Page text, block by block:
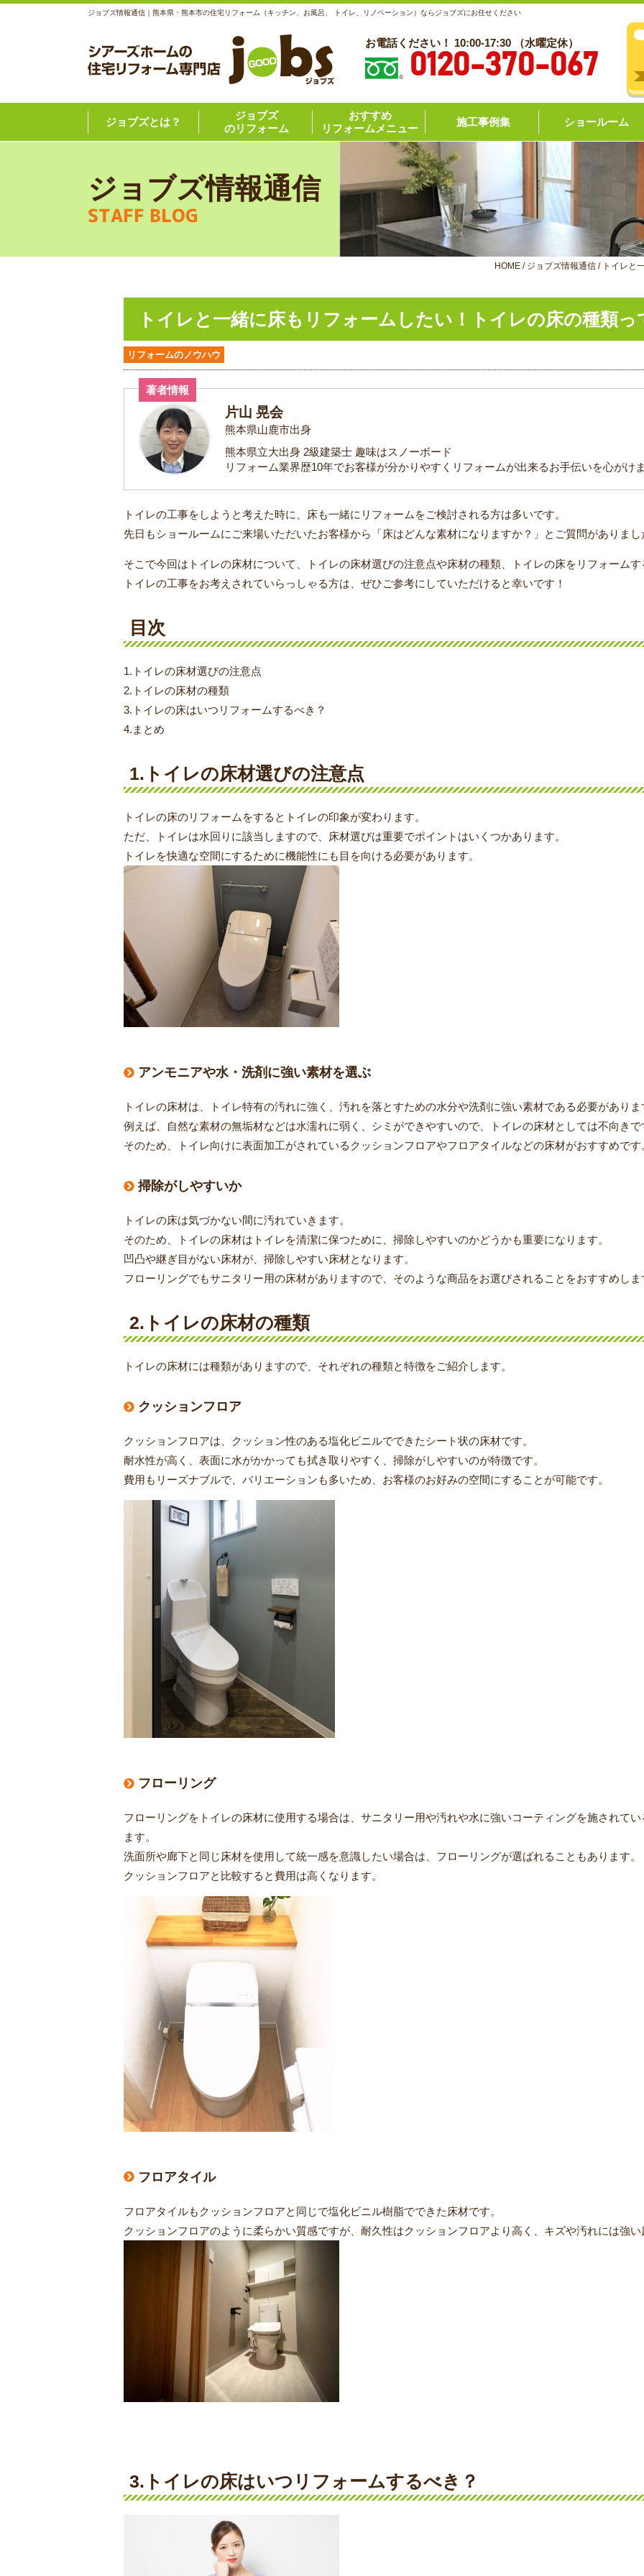
ジョブズ情報通信｜熊本県・熊本市の住宅リフォーム（キッチン、お風呂、 トイレ、リノベーション）ならジョブズにお任せください
お電話ください！ 10:00-17:30 （水曜定休）
0120-370-067
ジョブズとは？
ジョブズ
のリフォーム
おすすめ
リフォームメニュー
施工事例集 ショールーム
ジョブズ情報通信
STAFF BLOG
HOME / ジョブズ情報通信 / トイレと
トイレと一緒に床もリフォームしたい！トイレの床の種類っ
リフォームのノウハウ
著者情報
片山 晃会
熊本県山鹿市出身
熊本県立大出身 2級建築士 趣味はスノーボード
リフォーム業界歴10年でお客様が分かりやすくリフォームが出来るお手伝いを心がけ
トイレの工事をしようと考えた時に、床も一緒にリフォームをご検討される方は多いです。
先日もショールームにご来場いただいたお客様から「床はどんな素材になりますか？」とご質問がありまし
そこで今回はトイレの床材について、トイレの床材選びの注意点や床材の種類、トイレの床をリフォームす
トイレの工事をお考えされていらっしゃる方は、ぜひご参考にしていただけると幸いです！
目次
1.トイレの床材選びの注意点
2.トイレの床材の種類
3.トイレの床はいつリフォームするべき？
4.まとめ
1.トイレの床材選びの注意点
トイレの床のリフォームをするとトイレの印象が変わります。
ただ、トイレは水回りに該当しますので、床材選びは重要でポイントはいくつかあります。
トイレを快適な空間にするために機能性にも目を向ける必要があります。
アンモニアや水・洗剤に強い素材を選ぶ
トイレの床材は、トイレ特有の汚れに強く、汚れを落とすための水分や洗剤に強い素材である必要がありま
例えば、自然な素材の無垢材などは水濡れに弱く、シミができやすいので、トイレの床材としては不向きで
そのため、トイレ向けに表面加工がされているクッションフロアやフロアタイルなどの床材がおすすめです
掃除がしやすいか
トイレの床は気づかない間に汚れていきます。
そのため、トイレの床材はトイレを清潔に保つために、掃除しやすいのかどうかも重要になります。
凹凸や継ぎ目がない床材が、掃除しやすい床材となります。
フローリングでもサニタリー用の床材がありますので、そのような商品をお選びされることをおすすめしま
2.トイレの床材の種類
トイレの床材には種類がありますので、それぞれの種類と特徴をご紹介します。
クッションフロア
クッションフロアは、クッション性のある塩化ビニルでできたシート状の床材です。
耐水性が高く、表面に水がかかっても拭き取りやすく、掃除がしやすいのが特徴です。
費用もリーズナブルで、バリエーションも多いため、お客様のお好みの空間にすることが可能です。
フローリング
フローリングをトイレの床材に使用する場合は、サニタリー用や汚れや水に強いコーティングを施されて
ます。
洗面所や廊下と同じ床材を使用して統一感を意識したい場合は、フローリングが選ばれることもあります。
クッションフロアと比較すると費用は高くなります。
フロアタイル
フロアタイルもクッションフロアと同じで塩化ビニル樹脂でできた床材です。
クッションフロアのように柔らかい質感ですが、耐久性はクッションフロアより高く、キズや汚れには強い
3.トイレの床はいつリフォームするべき？